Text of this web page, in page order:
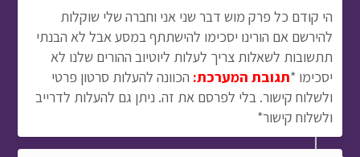
הי קודם כל פרק מוש דבר שני אני וחברה שלי שוקלות
להירשם אם הורינו יסכימו להישתתף במסע אבל לא הבנתי
תתשובות לשאלות צריך לעלות ליוטיוב ההורים שלנו לא
יסכימו *תגובת המערכת: הכוונה להעלות סרטון פרטי
ולשלוח קישור. בלי לפרסם את זה. ניתן גם להעלות לדרייב
ולשלוח קישור*